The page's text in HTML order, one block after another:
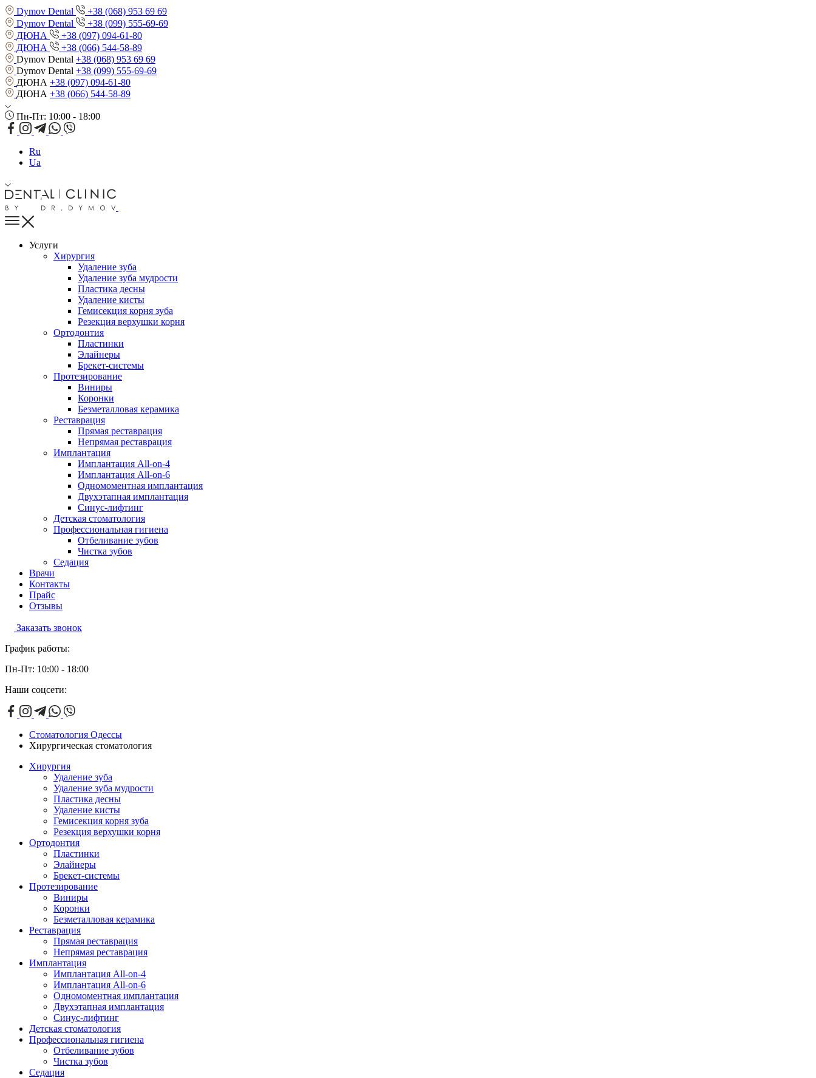
Dymov Dental
+38 (068) 953 69 69
Dymov Dental
+38 (099) 555-69-69
ДЮНА
+38 (097) 094-61-80
ДЮНА
+38 (066) 544-58-89
Dymov Dental +38 (068) 953 69 69
Dymov Dental +38 (099) 555-69-69
ДЮНА +38 (097) 094-61-80
ДЮНА +38 (066) 544-58-89
Пн-Пт: 10:00 - 18:00
Ru
Ua
Услуги
Хирургия
Удаление зуба
Удаление зуба мудрости
Пластика десны
Удаление кисты
Гемисекция корня зуба
Резекция верхушки корня
Ортодонтия
Пластинки
Элайнеры
Брекет-системы
Протезирование
Виниры
Коронки
Безметалловая керамика
Реставрация
Прямая реставрация
Непрямая реставрация
Имплантация
Имплантация All-on-4
Имплантация All-on-6
Одномоментная имплантация
Двухэтапная имплантация
Синус-лифтинг
Детская стоматология
Профессиональная гигиена
Отбеливание зубов
Чистка зубов
Седация
Врачи
Контакты
Прайс
Отзывы
Заказать звонок
График работы:
Пн-Пт: 10:00 - 18:00
Наши соцсети:
Стоматология Одессы
Хирургическая стоматология
Хирургия
Удаление зуба
Удаление зуба мудрости
Пластика десны
Удаление кисты
Гемисекция корня зуба
Резекция верхушки корня
Ортодонтия
Пластинки
Элайнеры
Брекет-системы
Протезирование
Виниры
Коронки
Безметалловая керамика
Реставрация
Прямая реставрация
Непрямая реставрация
Имплантация
Имплантация All-on-4
Имплантация All-on-6
Одномоментная имплантация
Двухэтапная имплантация
Синус-лифтинг
Детская стоматология
Профессиональная гигиена
Отбеливание зубов
Чистка зубов
Седация